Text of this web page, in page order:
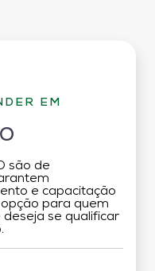
EM
são de
e capacitação
para quem
deseja se qualificar